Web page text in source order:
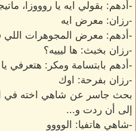
-أدهم: بقولي ايه يا روووزا،
-رزان: معرض ايه
-أدهم: معرض المجوهرات اللي
-رزان بخبث: ها ليييه؟
-أدهم بابتسامة ومكر: هتعرفي يا
-رزان بفرحة: اوك
بحث جاسر عن شاهي اخته في
إلى أن ردت و...
-شاهي هاتفيا: الوووو